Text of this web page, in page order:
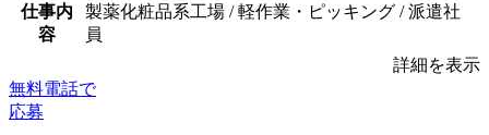
仕事内
容
製薬化粧品系工場 / 軽作業・ピッキング / 派遣社
員
詳細を表示
無料電話で
応募